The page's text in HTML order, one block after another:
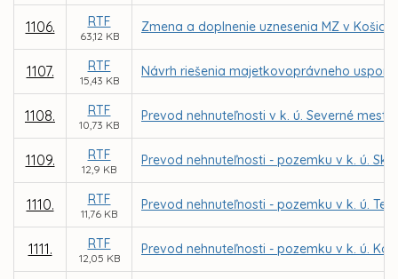
1106. RTF
63,12 KB
Zmena a doplnenie uznesenia MZ v
1107. RTF
15,43 KB
Návrh riešenia majetkovoprávneho
1108. RTF
10,73 KB
Prevod nehnuteľnosti v k. ú. Severné
1109. RTF
12,9 KB
Prevod nehnuteľnosti - pozemku v k. ú.
1110. RTF
11,76 KB
Prevod nehnuteľnosti - pozemku v k. ú.
1111. RTF
12,05 KB
Prevod nehnuteľnosti - pozemku v k. ú.